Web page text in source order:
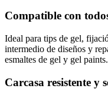
Compatible con
Ideal para tips de gel,
intermedio de diseños y
esmaltes de gel y gel paints.
Carcasa resistente y